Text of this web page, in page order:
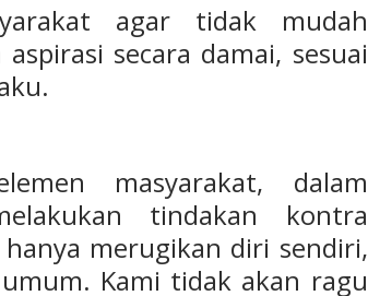
agar tidak mudah
secara damai, sesuai
masyarakat, dalam
tindakan kontra
merugikan diri sendiri,
Kami tidak akan ragu